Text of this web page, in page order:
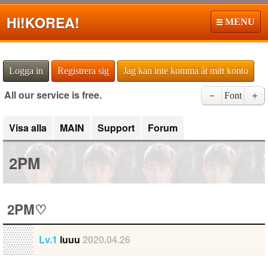
Hi!KOREA! MENU
Logga in Registrera sig Jag kan inte komma åt mitt konto
All our service is free. － Font ＋
Visa alla MAIN Support Forum
2PM
2PM♡
Lv.1 luuu 2020.04.26